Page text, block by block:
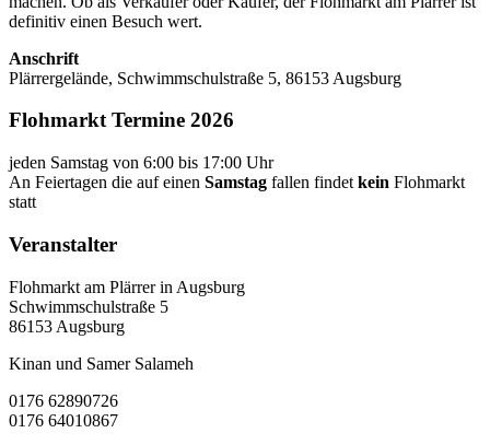
definitiv einen Besuch wert.
Anschrift
Plärrergelände, Schwimmschulstraße 5, 86153 Augsburg
Flohmarkt Termine 2026
jeden Samstag von 6:00 bis 17:00 Uhr
An Feiertagen die auf einen Samstag fallen findet kein Flohmarkt
statt
Veranstalter
Flohmarkt am Plärrer in Augsburg
Schwimmschulstraße 5
86153 Augsburg
Kinan und Samer Salameh
0176 62890726
0176 64010867